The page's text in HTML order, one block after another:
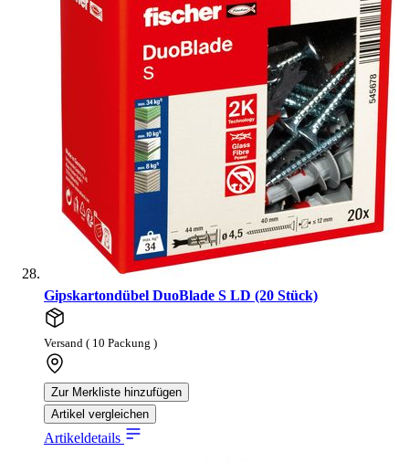
Gipskartondübel DuoBlade S LD (20 Stück)
Versand ( 10 Packung )
Zur Merkliste hinzufügen
Artikel vergleichen
Artikeldetails